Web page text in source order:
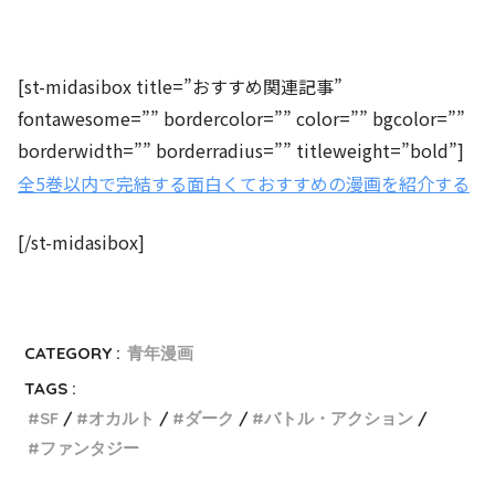
[st-midasibox title=”おすすめ関連記事”
fontawesome=”” bordercolor=”” color=”” bgcolor=””
borderwidth=”” borderradius=”” titleweight=”bold”]
全5巻以内で完結する面白くておすすめの漫画を紹介する
[/st-midasibox]
CATEGORY : 青年漫画
TAGS :
SF
オカルト ダーク
バトル・アクション
ファンタジー